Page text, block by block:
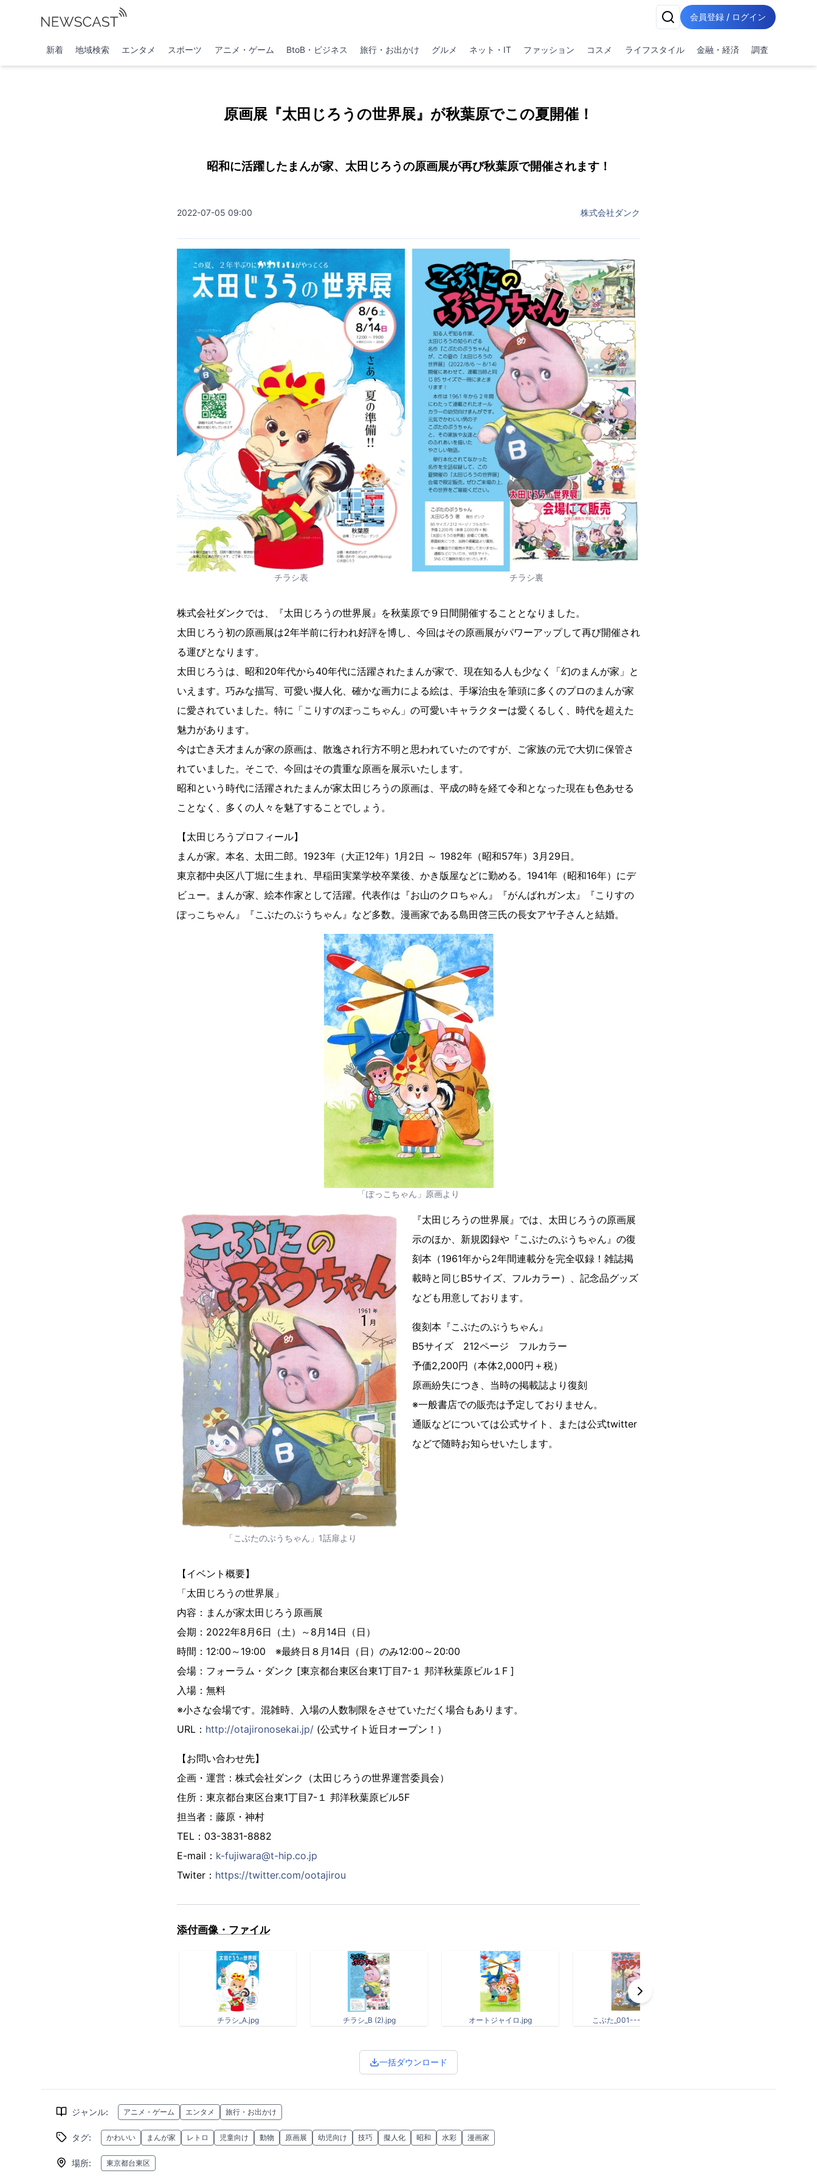
会員登録 / ログイン
新着 地域検索 エンタメ スポーツ アニメ・ゲーム BtoB・ビジネス 旅行・お出かけ グルメ ネット・IT ファッション コスメ ライフスタイル 金融・経済 調査
原画展『太田じろうの世界展』が秋葉原でこの夏開催！
昭和に活躍したまんが家、太田じろうの原画展が再び秋葉原で開催されます！
2022-07-05 09:00 株式会社ダンク
チラシ表 チラシ裏
株式会社ダンクでは、『太田じろうの世界展』を秋葉原で９日間開催することとなりました。
太田じろう初の原画展は2年半前に行われ好評を博し、今回はその原画展がパワーアップして再び開催され
る運びとなります。
太田じろうは、昭和20年代から40年代に活躍されたまんが家で、現在知る人も少なく「幻のまんが家」と
いえます。巧みな描写、可愛い擬人化、確かな画力による絵は、手塚治虫を筆頭に多くのプロのまんが家
に愛されていました。特に「こりすのぽっこちゃん」の可愛いキャラクターは愛くるしく、時代を超えた
魅力があります。
今は亡き天才まんが家の原画は、散逸され行方不明と思われていたのですが、ご家族の元で大切に保管さ
れていました。そこで、今回はその貴重な原画を展示いたします。
昭和という時代に活躍されたまんが家太田じろうの原画は、平成の時を経て令和となった現在も色あせる
ことなく、多くの人々を魅了することでしょう。
【太田じろうプロフィール】
まんが家。本名、太田二郎。1923年（大正12年）1月2日 ～ 1982年（昭和57年）3月29日。
東京都中央区八丁堀に生まれ、早稲田実業学校卒業後、かき版屋などに勤める。1941年（昭和16年）にデ
ビュー。まんが家、絵本作家として活躍。代表作は『お山のクロちゃん』『がんばれガン太』『こりすの
ぽっこちゃん』『こぶたのぶうちゃん』など多数。漫画家である島田啓三氏の長女アヤ子さんと結婚。
「ぽっこちゃん」原画より
「こぶたのぶうちゃん」1話扉より
『太田じろうの世界展』では、太田じろうの原画展
示のほか、新規図録や『こぶたのぶうちゃん』の復
刻本（1961年から2年間連載分を完全収録！雑誌掲
載時と同じB5サイズ、フルカラー）、記念品グッズ
なども用意しております。
復刻本『こぶたのぶうちゃん』
B5サイズ 212ページ フルカラー
予価2,200円（本体2,000円＋税）
原画紛失につき、当時の掲載誌より復刻
※一般書店での販売は予定しておりません。
通販などについては公式サイト、または公式twitter
などで随時お知らせいたします。
【イベント概要】
「太田じろうの世界展」
内容：まんが家太田じろう原画展
会期：2022年8月6日（土）～8月14日（日）
時間：12:00～19:00 ※最終日８月14日（日）のみ12:00～20:00
会場：フォーラム・ダンク [東京都台東区台東1丁目7-１ 邦洋秋葉原ビル１F ]
入場：無料
※小さな会場です。混雑時、入場の人数制限をさせていただく場合もあります。
URL： http://otajironosekai.jp/ (公式サイト近日オープン！）
【お問い合わせ先】
企画・運営：株式会社ダンク（太田じろうの世界運営委員会）
住所：東京都台東区台東1丁目7-１ 邦洋秋葉原ビル5F
担当者：藤原・神村
TEL：03-3831-8882
E-mail： k-fujiwara@t-hip.co.jp
Twiter： https://twitter.com/ootajirou
添付画像・ファイル
チラシ_A.jpg チラシ_B (2).jpg オートジャイロ.jpg こぶた_001---01 (1).jpg
一括ダウンロード
ジャンル: アニメ・ゲーム エンタメ 旅行・お出かけ
タグ: かわいい まんが家 レトロ 児童向け 動物 原画展 幼児向け 技巧 擬人化 昭和 水彩 漫画家
場所: 東京都台東区